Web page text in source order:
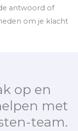
antwoord of
om je klacht
op en
met
team.